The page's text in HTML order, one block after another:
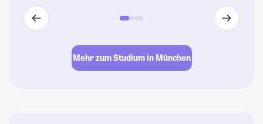
Mehr zum Studium in München